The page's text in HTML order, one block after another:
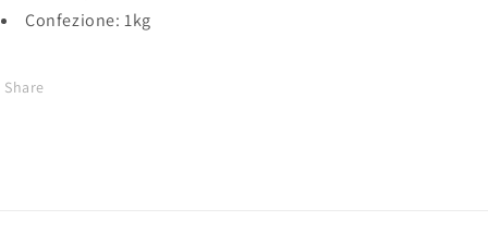
Confezione: 1kg
Share